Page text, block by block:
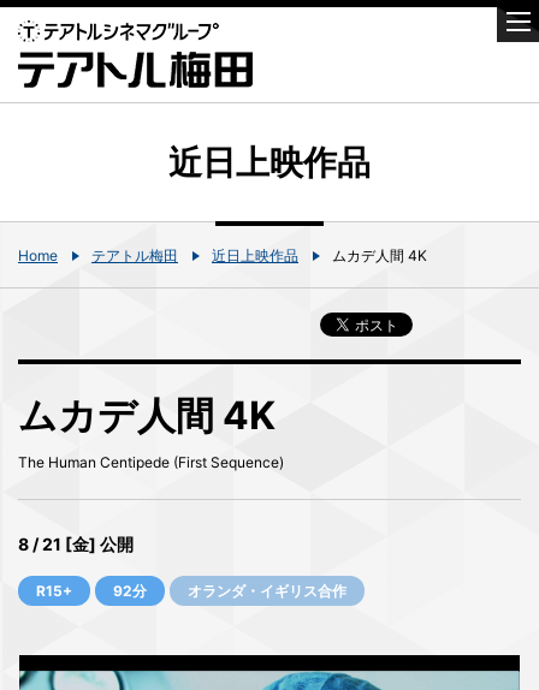
近日上映作品
Home テアトル梅田 近日上映作品 ムカデ人間 4K
ムカデ人間 4K
The Human Centipede (First Sequence)
8 / 21 [金] 公開
R15+ 92分 オランダ・イギリス合作